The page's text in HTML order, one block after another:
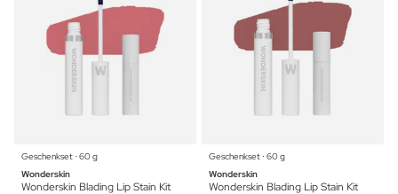
Geschenkset ⋅ 60 g
Wonderskin
Wonderskin Blading Lip Stain Kit
Geschenkset ⋅ 60 g
Wonderskin
Wonderskin Blading Lip Stain Kit